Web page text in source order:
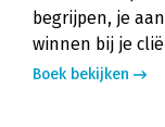
begrijpen, je
winnen bij je
Boek bekijken